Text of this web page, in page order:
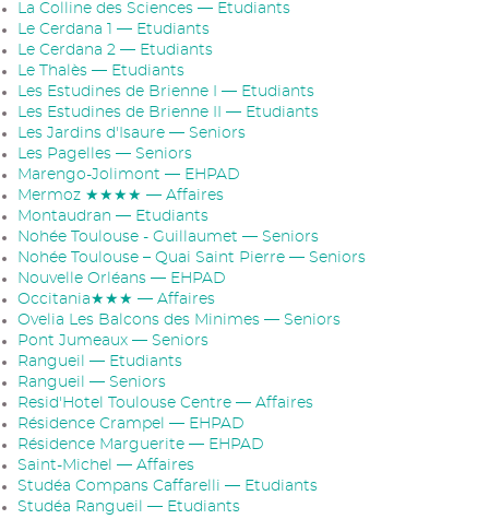
La Colline des Sciences — Etudiants
Le Cerdana 1 — Etudiants
Le Cerdana 2 — Etudiants
Le Thalès — Etudiants
Les Estudines de Brienne I — Etudiants
Les Estudines de Brienne II — Etudiants
Les Jardins d'Isaure — Seniors
Les Pagelles — Seniors
Marengo-Jolimont — EHPAD
Mermoz ★★★★ — Affaires
Montaudran — Etudiants
Nohée Toulouse - Guillaumet — Seniors
Nohée Toulouse – Quai Saint Pierre — Seniors
Nouvelle Orléans — EHPAD
Occitania★★★ — Affaires
Ovelia Les Balcons des Minimes — Seniors
Pont Jumeaux — Seniors
Rangueil — Etudiants
Rangueil — Seniors
Resid'Hotel Toulouse Centre — Affaires
Résidence Crampel — EHPAD
Résidence Marguerite — EHPAD
Saint-Michel — Affaires
Studéa Compans Caffarelli — Etudiants
Studéa Rangueil — Etudiants